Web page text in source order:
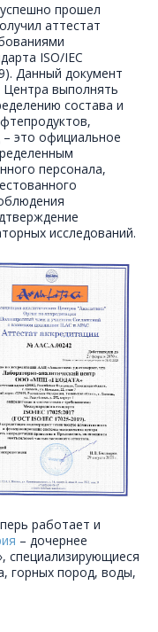
прошел
аттестат
ISO/IEC
Данный документ
Центра выполнять
состава и
это официальное
персонала,
исследований.
работает и
– дочернее
горных пород, воды,